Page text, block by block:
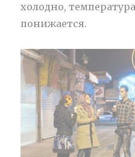
холодно,
понижается.